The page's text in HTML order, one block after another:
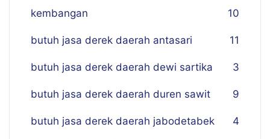
kembangan 10
butuh jasa derek daerah antasari 11
butuh jasa derek daerah dewi sartika 3
butuh jasa derek daerah duren sawit 9
butuh jasa derek daerah jabodetabek 4